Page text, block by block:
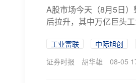
A股市场今天（8月5日
后拉升，其中万亿巨头
工业富联 中际旭创
证券时报
胡华雄 08-05